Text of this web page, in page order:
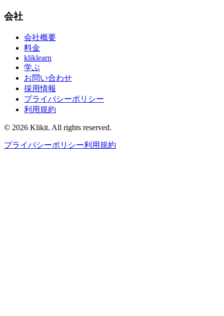
会社
会社概要
料金
kliklearn
学ぶ
お問い合わせ
採用情報
プライバシーポリシー
利用規約
© 2026 Klikit. All rights reserved.
プライバシーポリシー利用規約